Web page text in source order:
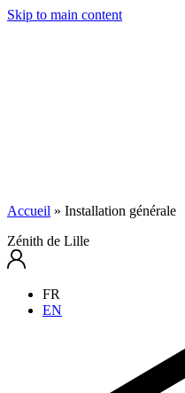
Skip to main content
Accueil » Installation générale
Zénith de Lille
FR
EN